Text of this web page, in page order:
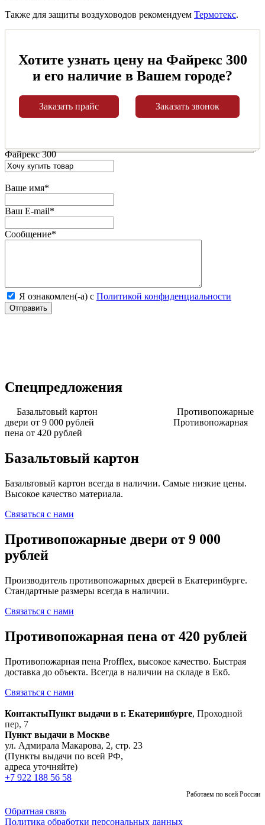
Также для защиты воздуховодов рекомендуем Термотекс.
Хотите узнать цену на Файрекс 300
и его наличие в Вашем городе?
Заказать прайс Заказать звонок
Файрекс 300
Ваше имя*
Ваш E-mail*
Сообщение*
Я ознакомлен(-а) с Политикой конфиденциальности
Спецпредложения
Базальтовый картон
Противопожарные
двери от 9 000 рублей
Противопожарная
пена от 420 рублей
Базальтовый картон
Базальтовый картон всегда в наличии. Самые низкие цены.
Высокое качество материала.
Связаться с нами
Противопожарные двери от 9 000
рублей
Производитель противопожарных дверей в Екатеринбурге.
Стандартные размеры всегда в наличии.
Связаться с нами
Противопожарная пена от 420 рублей
Противопожарная пена Profflex, высокое качество. Быстрая
доставка до объекта. Всегда в наличии на складе в Екб.
Связаться с нами
КонтактыПункт выдачи в г. Екатеринбурге, Проходной
пер, 7
Пункт выдачи в Москве
ул. Адмирала Макарова, 2, стр. 23
(Пункты выдачи по всей РФ,
адреса уточняйте)
+7 922 188 56 58
Работаем по всей России
Обратная связь
Политика обработки персональных данных